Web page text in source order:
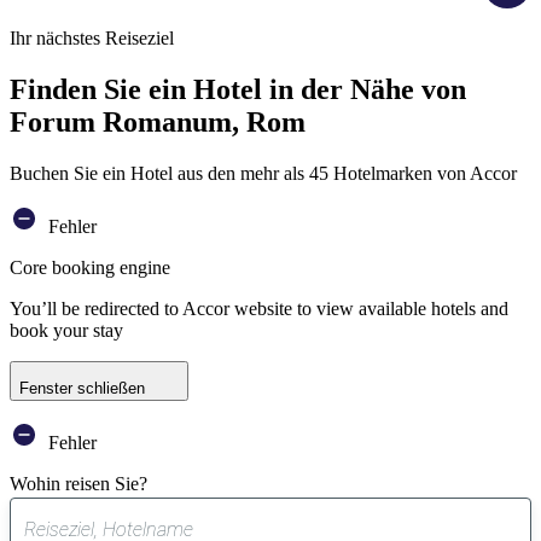
Ihr nächstes Reiseziel
Finden Sie ein Hotel in der Nähe von
Forum Romanum, Rom
Buchen Sie ein Hotel aus den mehr als 45 Hotelmarken von Accor
Fehler
Core booking engine
You’ll be redirected to Accor website to view available hotels and
book your stay
Fenster schließen
Fehler
Wohin reisen Sie?